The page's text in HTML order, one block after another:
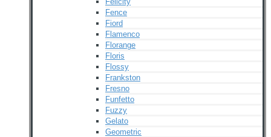
Fence
Fiord
Flamenco
Florange
Floris
Flossy
Frankston
Fresno
Funfetto
Fuzzy
Gelato
Geometric